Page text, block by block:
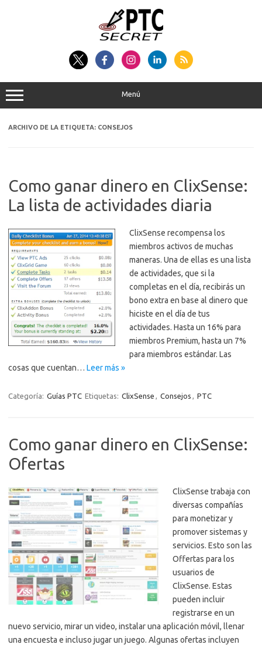
Menú
ARCHIVO DE LA ETIQUETA: CONSEJOS
Como ganar dinero en ClixSense:
La lista de actividades diaria
ClixSense recompensa los
miembros activos de muchas
maneras. Una de ellas es una lista
de actividades, que si la
completas en el día, recibirás un
bono extra en base al dinero que
hiciste en el día de tus
actividades. Hasta un 16% para
miembros Premium, hasta un 7%
para miembros estándar. Las
cosas que cuentan… Leer más »
Categoría: Guías PTC Etiquetas: ClixSense , Consejos , PTC
Como ganar dinero en ClixSense:
Ofertas
ClixSense trabaja con
diversas compañías
para monetizar y
promover sistemas y
servicios. Esto son las
Offertas para los
usuarios de
ClixSense. Estas
pueden incluir
registrarse en un
nuevo servicio, mirar un video, instalar una aplicación móvil, llenar
una encuesta e incluso jugar un juego. Algunas ofertas incluyen